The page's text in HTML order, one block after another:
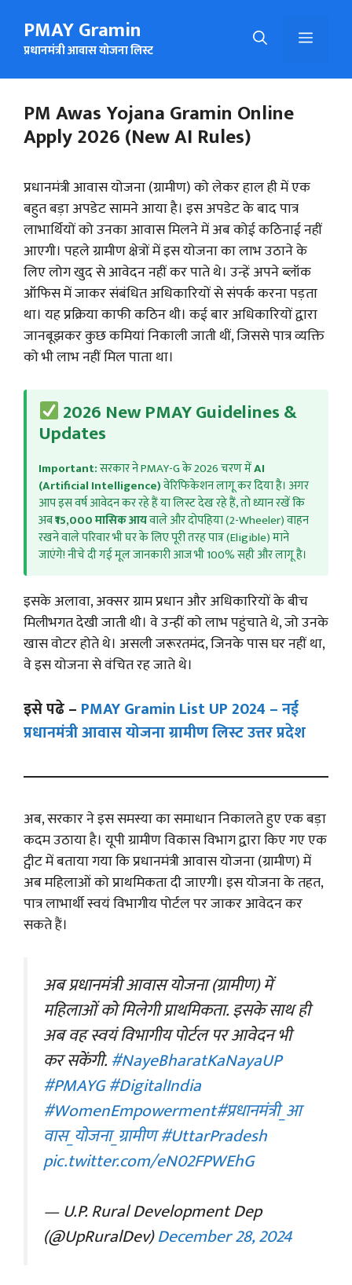
content
PMAY Gramin
प्रधानमंत्री आवास योजना लिस्ट
Menu
PM Awas Yojana Gramin Online
Apply 2026 (New AI Rules)
प्रधानमंत्री आवास योजना (ग्रामीण) को लेकर हाल ही में एक
बहुत बड़ा अपडेट सामने आया है। इस अपडेट के बाद पात्र
लाभार्थियों को उनका आवास मिलने में अब कोई कठिनाई नहीं
आएगी। पहले ग्रामीण क्षेत्रों में इस योजना का लाभ उठाने के
लिए लोग खुद से आवेदन नहीं कर पाते थे। उन्हें अपने ब्लॉक
ऑफिस में जाकर संबंधित अधिकारियों से संपर्क करना पड़ता
था। यह प्रक्रिया काफी कठिन थी। कई बार अधिकारियों द्वारा
जानबूझकर कुछ कमियां निकाली जाती थीं, जिससे पात्र व्यक्ति
को भी लाभ नहीं मिल पाता था।
2026 New PMAY Guidelines &
Updates
Important:सरकार ने PMAY-G के 2026 चरण मेंAI
(Artificial Intelligence)वेरिफिकेशन लागू कर दिया है। अगर
आप इस वर्ष आवेदन कर रहे हैं या लिस्ट देख रहे हैं, तो ध्यान रखें कि
अब₹15,000 मासिक आयवाले और दोपहिया (2-Wheeler) वाहन
रखने वाले परिवार भी घर के लिए पूरी तरह पात्र (Eligible) माने
जाएंगे! नीचे दी गई मूल जानकारी आज भी 100% सही और लागू है।
इसके अलावा, अक्सर ग्राम प्रधान और अधिकारियों के बीच
मिलीभगत देखी जाती थी। वे उन्हीं को लाभ पहुंचाते थे, जो उनके
खास वोटर होते थे। असली जरूरतमंद, जिनके पास घर नहीं था,
वे इस योजना से वंचित रह जाते थे।
इसे पढे – PMAY Gramin List UP 2024 – नई
प्रधानमंत्री आवास योजना ग्रामीण लिस्ट उत्तर प्रदेश
अब, सरकार ने इस समस्या का समाधान निकालते हुए एक बड़ा
कदम उठाया है। यूपी ग्रामीण विकास विभाग द्वारा किए गए एक
ट्वीट में बताया गया कि प्रधानमंत्री आवास योजना (ग्रामीण) में
अब महिलाओं को प्राथमिकता दी जाएगी। इस योजना के तहत,
पात्र लाभार्थी स्वयं विभागीय पोर्टल पर जाकर आवेदन कर
सकते हैं।
अब प्रधानमंत्री आवास योजना (ग्रामीण) में
महिलाओं को मिलेगी प्राथमिकता. इसके साथ ही
अब वह स्वयं विभागीय पोर्टल पर आवेदन भी
कर सकेंगी. #NayeBharatKaNayaUP
#PMAYG #DigitalIndia
#WomenEmpowerment#प्रधानमंत्री_आ
वास_योजना_ग्रामीण #UttarPradesh
pic.twitter.com/eN02FPWEhG
— U.P. Rural Development Dep
(@UpRuralDev)December 28, 2024